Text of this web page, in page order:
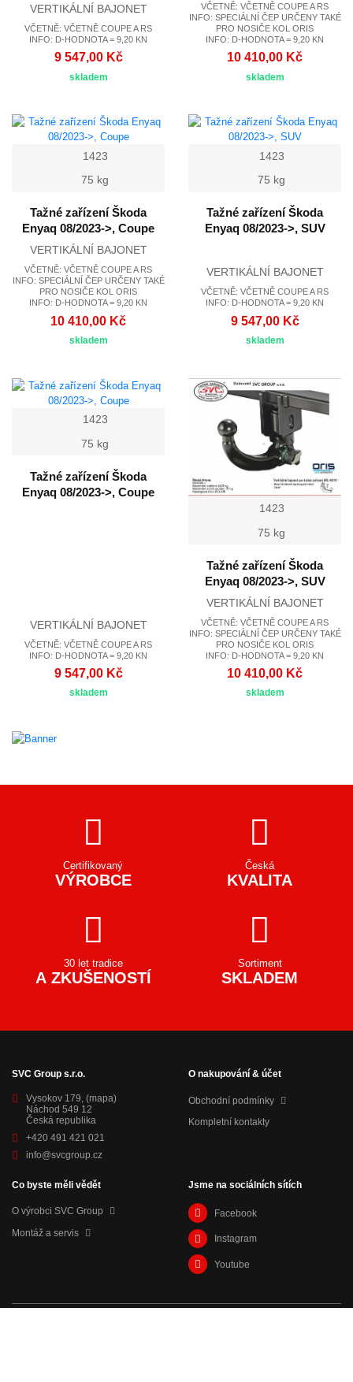
VERTIKÁLNÍ BAJONET
VČETNĚ: VČETNĚ COUPE A RS
INFO: D-HODNOTA = 9,20 KN
9 547,00 Kč
skladem
VČETNĚ: VČETNĚ COUPE A RS
INFO: SPECIÁLNÍ ČEP URČENY TAKÉ
PRO NOSIČE KOL ORIS
INFO: D-HODNOTA = 9,20 KN
10 410,00 Kč
skladem
1423
75 kg
Tažné zařízení Škoda
Enyaq 08/2023->, Coupe
VERTIKÁLNÍ BAJONET
VČETNĚ: VČETNĚ COUPE A RS
INFO: SPECIÁLNÍ ČEP URČENY TAKÉ
PRO NOSIČE KOL ORIS
INFO: D-HODNOTA = 9,20 KN
10 410,00 Kč
skladem
1423
75 kg
Tažné zařízení Škoda
Enyaq 08/2023->, SUV
VERTIKÁLNÍ BAJONET
VČETNĚ: VČETNĚ COUPE A RS
INFO: D-HODNOTA = 9,20 KN
9 547,00 Kč
skladem
1423
75 kg
Tažné zařízení Škoda
Enyaq 08/2023->, Coupe
VERTIKÁLNÍ BAJONET
VČETNĚ: VČETNĚ COUPE A RS
INFO: D-HODNOTA = 9,20 KN
9 547,00 Kč
skladem
1423
75 kg
Tažné zařízení Škoda
Enyaq 08/2023->, SUV
VERTIKÁLNÍ BAJONET
VČETNĚ: VČETNĚ COUPE A RS
INFO: SPECIÁLNÍ ČEP URČENY TAKÉ
PRO NOSIČE KOL ORIS
INFO: D-HODNOTA = 9,20 KN
10 410,00 Kč
skladem
Certifikovaný
VÝROBCE
Česká
KVALITA
30 let tradice
A ZKUŠENOSTÍ
Sortiment
SKLADEM
SVC Group s.r.o.
Vysokov 179, (mapa)
Náchod 549 12
Česká republika
+420 491 421 021
info@svcgroup.cz
O nakupování & účet
Obchodní podmínky
Kompletní kontakty
Co byste měli vědět
O výrobci SVC Group
Montáž a servis
Jsme na sociálních sítích
Facebook
Instagram
Youtube